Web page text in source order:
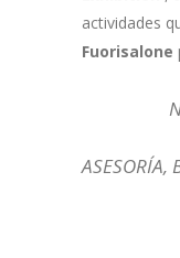
actividades
Fuorisalone
ASESORÍA,